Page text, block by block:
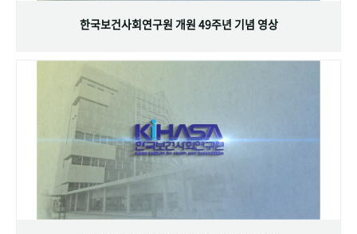
VR 역사관
한국보건사회연구원 개원 49주년 기념 영상